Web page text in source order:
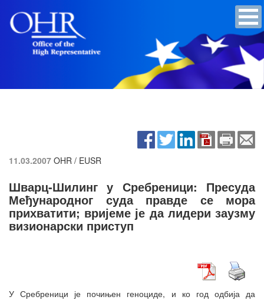
11.03.2007 OHR / EUSR
Шварц-Шилинг у Сребреници: Пресуда
Међународног суда правде се мора
прихватити; вријеме је да лидери заузму
визионарски приступ
У Сребреници је почињен геноциде, и ко год одбија да